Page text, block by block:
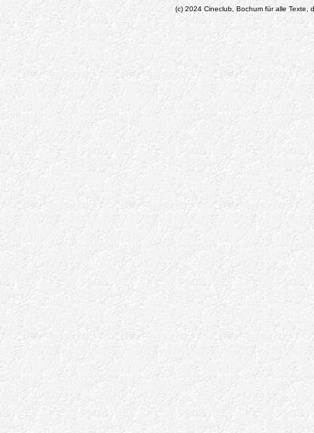
(c) 2024 Cineclub, Bochum für alle Texte,